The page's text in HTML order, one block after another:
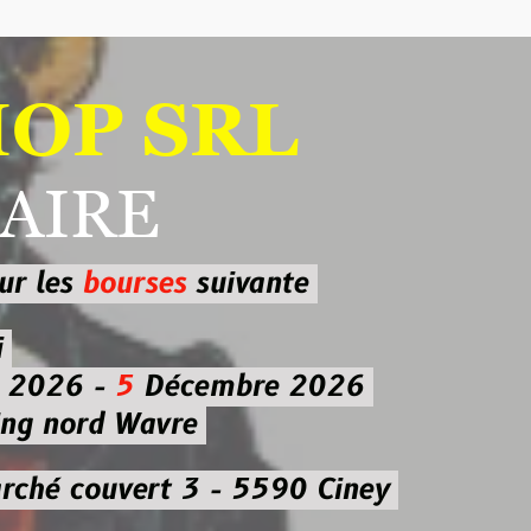
SRL
suivante
5Décembre 2026
Wavre
3 - 5590 Ciney